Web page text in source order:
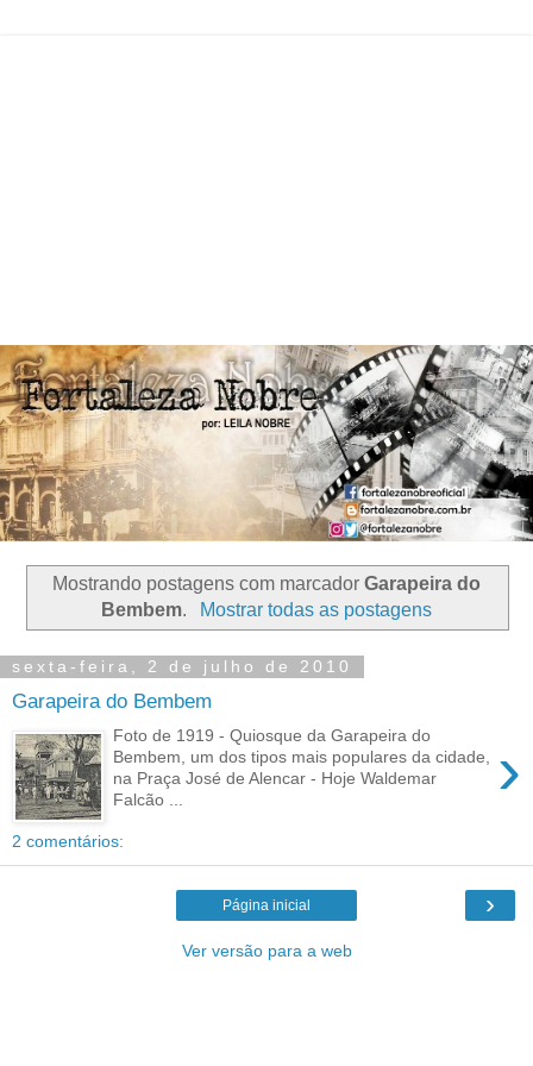
Mostrando postagens com marcador Garapeira do
Bembem. Mostrar todas as postagens
sexta-feira, 2 de julho de 2010
Garapeira do Bembem
›
Foto de 1919 - Quiosque da Garapeira do
Bembem, um dos tipos mais populares da cidade,
na Praça José de Alencar - Hoje Waldemar
Falcão ...
2 comentários:
›
Página inicial
Ver versão para a web